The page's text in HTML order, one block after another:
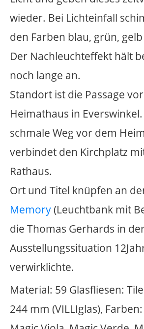
eingelagert, eine klare schützende
Scheibe nach außen hin und eine
lichtstreuende, matte Scheibe vor den
Die Sitzfläche und Rückenlehne bilden
Rechteckrohre aus verzinktem Stahl, die
den Blick auf das Fotomotiv hinter der
Das Foto zeigt einen schwimmenden
Eisberg.
Das Eismeer bildet die Sitzfläche. Der
Eisberg taucht in der Rückenlehne auf.
Während der verzinkte Stahl und das
Bildmotiv Kühle ausstrahlen, sorgen die
sieben Tageslichtröhren für eine
angenehme Wärme.
Diese Installation nimmt Bezug auf die
allgemeine Klimaerwärmung. Nach
neusten Schätzungen wird der
Meeresspiegel im nächsten Jahrhundert
Bedrohung hinter den Deichen nimmt
auch durch immer häufigere und
stärkere Stürme zu. In den letzten 100